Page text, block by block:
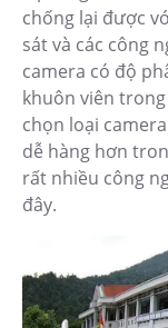
chống lại được
sát và các công
camera có độ
khuôn viên
chọn loại
dễ hàng hơn
rất nhiều công
đây.